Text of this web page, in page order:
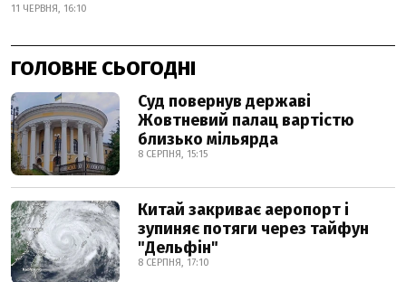
11 ЧЕРВНЯ, 16:10
ГОЛОВНЕ СЬОГОДНІ
Суд повернув державі
Жовтневий палац вартістю
близько мільярда
8 СЕРПНЯ, 15:15
Китай закриває аеропорт і
зупиняє потяги через тайфун
"Дельфін"
8 СЕРПНЯ, 17:10